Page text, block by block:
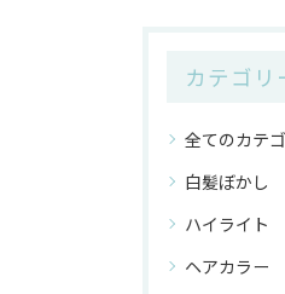
カテゴリ
全てのカテ
白髪ぼかし
ハイライト
ヘアカラー